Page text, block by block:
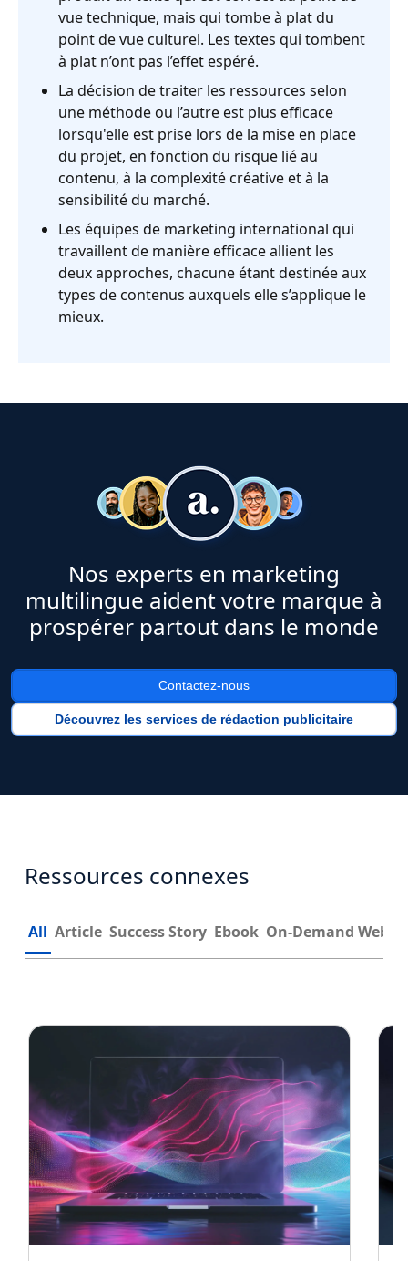
vue technique, mais qui tombe à plat du
point de vue culturel. Les textes qui tombent
à plat n’ont pas l’effet espéré.
La décision de traiter les ressources selon
une méthode ou l’autre est plus efficace
lorsqu'elle est prise lors de la mise en place
du projet, en fonction du risque lié au
contenu, à la complexité créative et à la
sensibilité du marché.
Les équipes de marketing international qui
travaillent de manière efficace allient les
deux approches, chacune étant destinée aux
types de contenus auxquels elle s’applique le
mieux.
Nos experts en marketing
multilingue aident votre marque à
prospérer partout dans le monde
Contactez-nous
Découvrez les services de rédaction publicitaire
Ressources connexes
All Article Success Story Ebook On-Demand